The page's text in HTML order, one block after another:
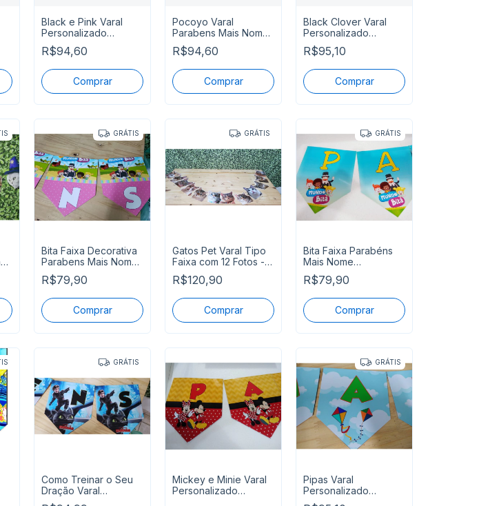
Black e Pink Varal
Personalizado
Parabéns Mais Nome
R$94,60
Pocoyo Varal
Parabens Mais Nome
Personalizado
R$94,60
Black Clover Varal
Personalizado
Parabens Mais Nome
P Entreg
R$95,10
GRÁTIS
Bita Faixa Decorativa
Parabens Mais Nome
Pronta Entrega
R$79,90
GRÁTIS
Gatos Pet Varal Tipo
Faixa com 12 Fotos -
Pronta Entrega
R$120,90
GRÁTIS
Bita Faixa Parabéns
Mais Nome
Personalizado
R$79,90
GRÁTIS
Como Treinar o Seu
Dração Varal
Personalizado
Mickey e Minie Varal
Personalizado
GRÁTIS
Pipas Varal
Personalizado
Parabens Mais Nome